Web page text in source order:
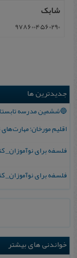
شابک
9786004560290
جدیدترین ها
🔵ششمین مدرسه
اقلیم مورخان؛
فلسفه برای
فلسفه برای نوآموزان_
خواندنی های بیشتر